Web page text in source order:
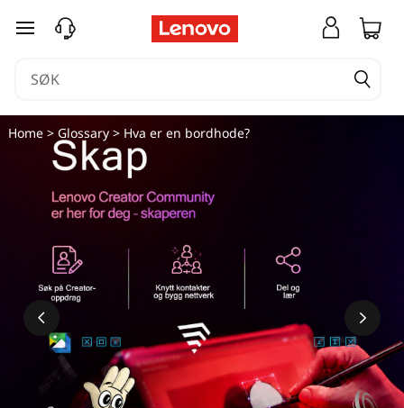
gå til hovedinnhold
Home> Glossary> Hva er en bordhode?